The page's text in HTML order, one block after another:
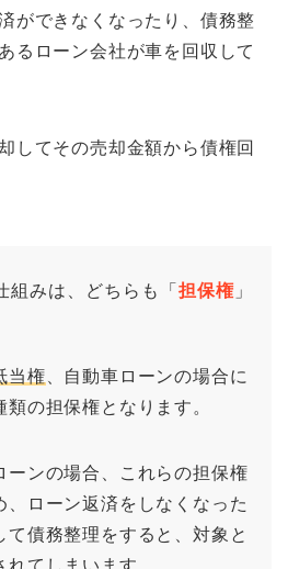
ができなくなったり、債務整
るローン会社が車を回収して
してその売却金額から債権回
組みは、どちらも「 担保権 」
当権 、自動車ローンの場合に
類の担保権となります。
ーンの場合、これらの担保権
、ローン返済をしなくなった
て債務整理をすると、対象と